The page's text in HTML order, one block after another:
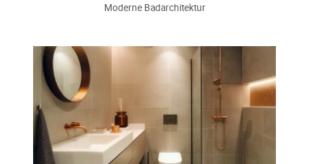
Moderne Badarchitektur